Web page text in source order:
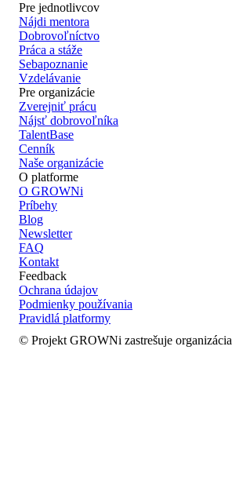
Pre jednotlivcov
Nájdi mentora
Dobrovoľníctvo
Práca a stáže
Sebapoznanie
Vzdelávanie
Pre organizácie
Zverejniť prácu
Nájsť dobrovoľníka
TalentBase
Cenník
Naše organizácie
O platforme
O GROWNi
Príbehy
Blog
Newsletter
FAQ
Kontakt
Feedback
Ochrana údajov
Podmienky používania
Pravidlá platformy
© Projekt GROWNi zastrešuje organizácia